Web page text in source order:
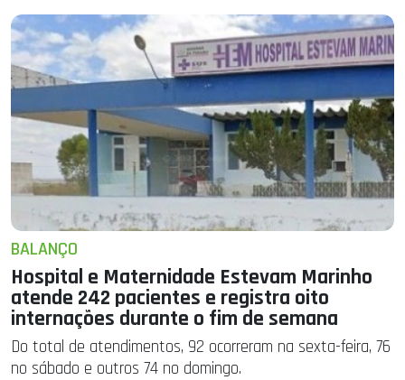
BALANÇO
Hospital e Maternidade Estevam Marinho
atende 242 pacientes e registra oito
internações durante o fim de semana
Do total de atendimentos, 92 ocorreram na sexta-feira, 76
no sábado e outros 74 no domingo.